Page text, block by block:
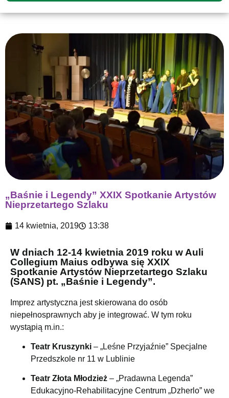
„Baśnie i Legendy” XXIX Spotkanie Artystów
Nieprzetartego Szlaku
14 kwietnia, 2019 13:38
W dniach 12-14 kwietnia 2019 roku w Auli
Collegium Maius odbywa się XXIX
Spotkanie Artystów Nieprzetartego Szlaku
(SANS) pt. „Baśnie i Legendy”.
Imprez artystyczna jest skierowana do osób
niepełnosprawnych aby je integrować. W tym roku
wystąpią m.in.:
Teatr Kruszynki – „Leśne Przyjaźnie” Specjalne
Przedszkole nr 11 w Lublinie
Teatr Złota Młodzież – „Pradawna Legenda”
Edukacyjno-Rehabilitacyjne Centrum „Dzherlo” we